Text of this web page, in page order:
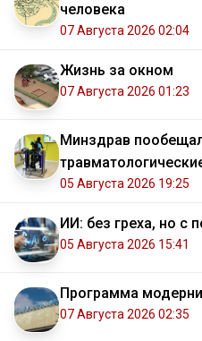
человека
07 Августа 2026 02:04
Жизнь за окном
07 Августа 2026 01:23
Минздрав
05 Августа 2026 19:25
ИИ: без греха, но с
05 Августа 2026 15:41
Программа
07 Августа 2026 02:35